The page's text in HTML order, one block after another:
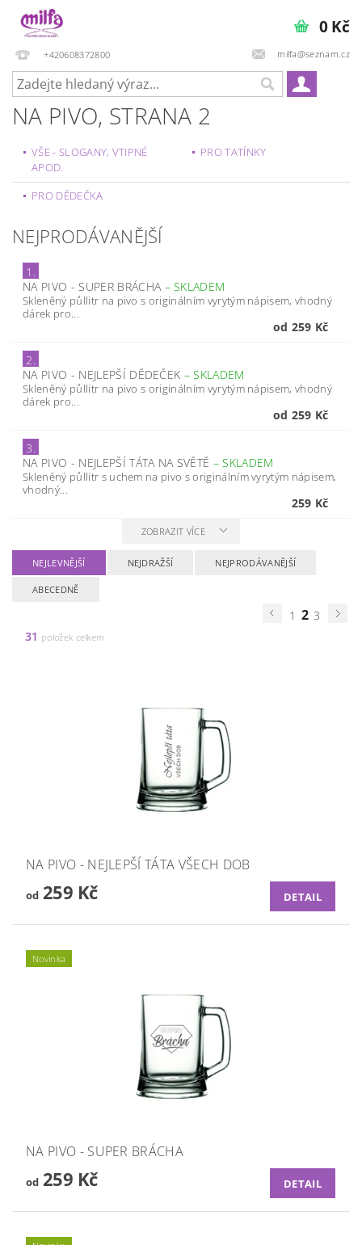
+420608372800 milfa@seznam.cz
0 Kč
NA PIVO, STRANA 2
VŠE - SLOGANY, VTIPNÉ
APOD.
PRO TATÍNKY
PRO DĚDEČKA
NEJPRODÁVANĚJŠÍ
1.
NA PIVO - SUPER BRÁCHA –SKLADEM
Skleněný půllitr na pivo s originálním vyrytým nápisem, vhodný
dárek pro...
od 259 Kč
2.
NA PIVO - NEJLEPŠÍ DĚDEČEK –SKLADEM
Skleněný půllitr na pivo s originálním vyrytým nápisem, vhodný
dárek pro...
od 259 Kč
3.
NA PIVO - NEJLEPŠÍ TÁTA NA SVĚTĚ –SKLADEM
Skleněný půllitr s uchem na pivo s originálním vyrytým nápisem,
vhodný...
259 Kč
ZOBRAZIT VÍCE
NEJLEVNĚJŠÍ NEJDRAŽŠÍ NEJPRODÁVANĚJŠÍ
ABECEDNĚ
1 2 3
31 položek celkem
NA PIVO - NEJLEPŠÍ TÁTA VŠECH DOB
od259 Kč DETAIL
Novinka
NA PIVO - SUPER BRÁCHA
od259 Kč DETAIL